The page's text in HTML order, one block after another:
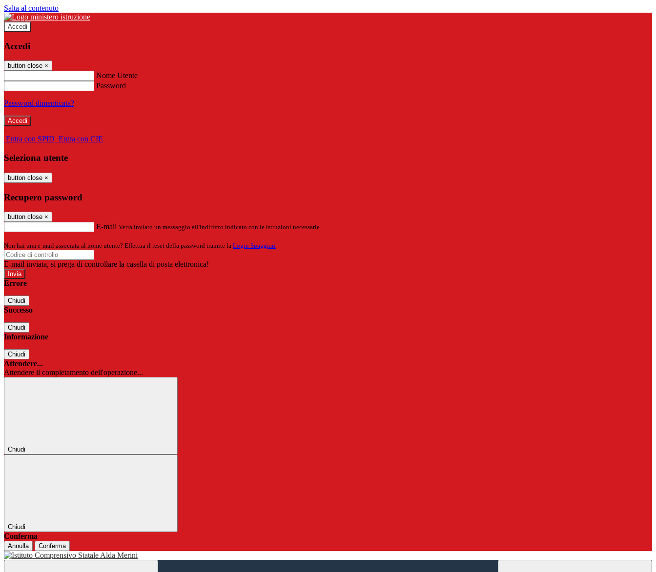
Salta al contenuto
Accedi
Accedi
button close ×
Nome Utente
Password
Password dimenticata?
-
Entra con SPID Entra con CIE
Seleziona utente
button close ×
Recupero password
button close ×
E-mail Verrà inviato un messaggio all'indirizzo indicato con le istruzioni necessarie.
Non hai una e-mail associata al nome utente? Effettua il reset della password tramite la Login Spaggiari
E-mail inviata, si prega di controllare la casella di posta elettronica!
Errore
Chiudi
Successo
Chiudi
Informazione
Chiudi
Attendere...
Attendere il completamento dell'operazione...
Chiudi
Chiudi
Conferma
Annulla Conferma